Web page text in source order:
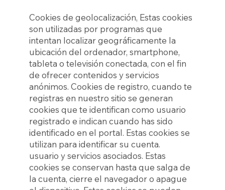
Cookies de geolocalización, Estas cookies
son utilizadas por programas que
intentan localizar geográficamente la
ubicación del ordenador, smartphone,
tableta o televisión conectada, con el fin
de ofrecer contenidos y servicios
anónimos. Cookies de registro, cuando te
registras en nuestro sitio se generan
cookies que te identifican como usuario
registrado e indican cuando has sido
identificado en el portal. Estas cookies se
utilizan para identificar su cuenta.
usuario y servicios asociados. Estas
cookies se conservan hasta que salga de
la cuenta, cierre el navegador o apague